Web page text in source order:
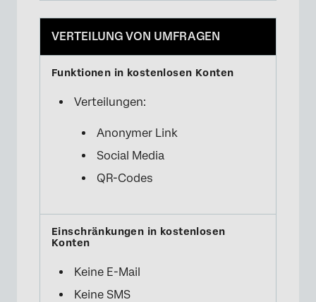
VERTEILUNG VON UMFRAGEN
Verteilungen:
Anonymer Link
Social Media
QR-Codes
Keine E-Mail
Keine SMS